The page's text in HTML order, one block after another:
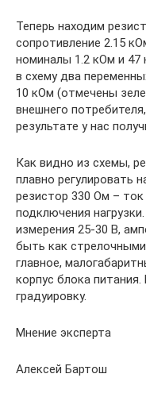
Теперь находим
сопротивление 2.15
номиналы 1.2 кОм и
в схему два
10 кОм (отмечены
внешнего
результате у нас
Как видно из схемы,
плавно регулировать
резистор 330 Ом –
подключения
измерения 25-30 В,
быть как
главное,
корпус блока
градуировку.
Мнение эксперта
Алексей Бартош